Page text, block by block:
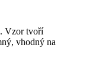
Vzor tvoří
vhodný na